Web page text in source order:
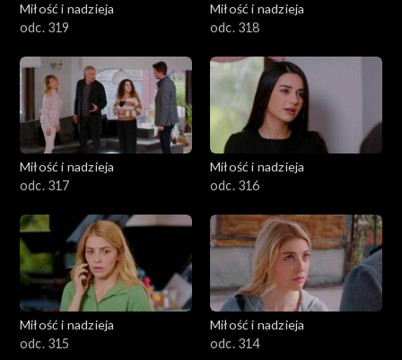
Miłość i nadzieja
odc. 319
Miłość i nadzieja
odc. 318
Miłość i nadzieja
odc. 317
Miłość i nadzieja
odc. 316
Miłość i nadzieja
odc. 315
Miłość i nadzieja
odc. 314